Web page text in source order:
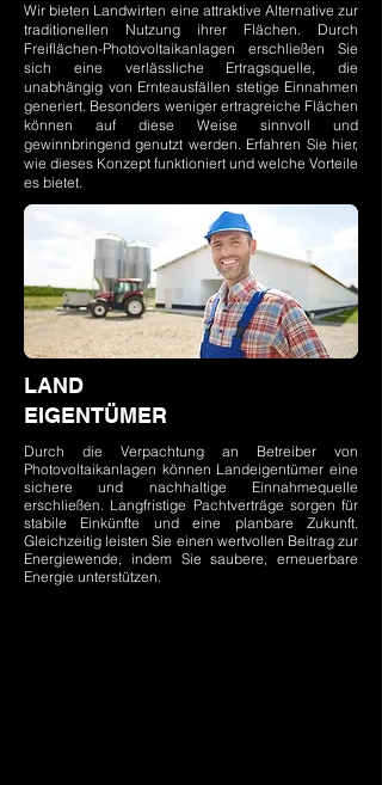
Wir bieten Landwirten eine attraktive Alternative zur
traditionellen Nutzung ihrer Flächen. Durch
Freiflächen-Photovoltaikanlagen erschließen Sie
sich eine verlässliche Ertragsquelle, die
unabhängig von Ernteausfällen stetige Einnahmen
generiert. Besonders weniger ertragreiche Flächen
können auf diese Weise sinnvoll und
gewinnbringend genutzt werden. Erfahren Sie hier,
wie dieses Konzept funktioniert und welche Vorteile
es bietet.
LAND
EIGENTÜMER
Durch die Verpachtung an Betreiber von
Photovoltaikanlagen können Landeigentümer eine
sichere und nachhaltige Einnahmequelle
erschließen. Langfristige Pachtverträge sorgen für
stabile Einkünfte und eine planbare Zukunft.
Gleichzeitig leisten Sie einen wertvollen Beitrag zur
Energiewende, indem Sie saubere, erneuerbare
Energie unterstützen.